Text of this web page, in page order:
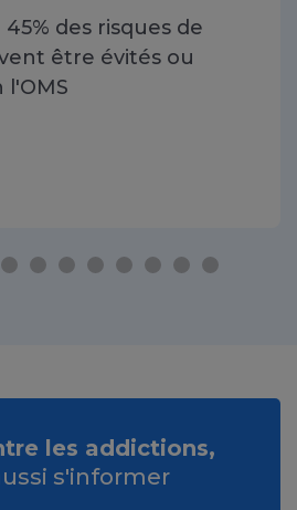
des risques de
être évités ou
l'OMS
les addictions,
s'informer